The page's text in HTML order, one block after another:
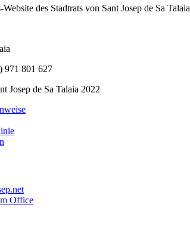
des Stadtrats von Sant Josep de Sa Talaia
971 801 627
Josep de Sa Talaia 2022
Office